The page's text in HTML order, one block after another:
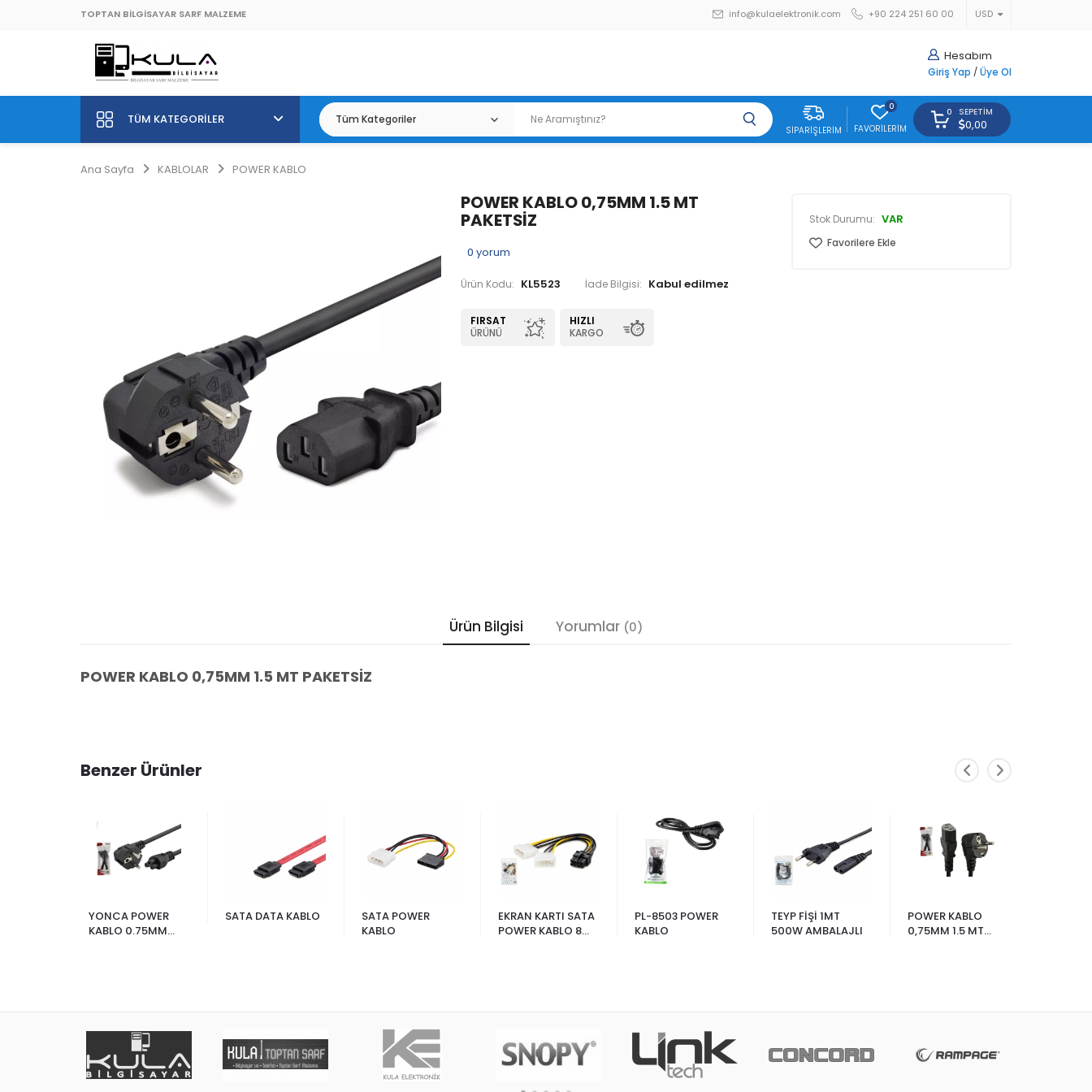
TOPTAN BİLGİSAYAR SARF MALZEME USD
info@kulaelektronik.com +90 224 251 60 00
Hesabım
Giriş Yap / Üye Ol
TÜM KATEGORILER
SIPARIŞLERIM
0
FAVORILERIM
0 SEPETIM
0,00
Ana Sayfa KABLOLAR POWER KABLO
POWER KABLO 0,75MM 1.5 MT
PAKETSİZ
0 yorum
Ürün Kodu: KL5523 İade Bilgisi:
FIRSAT
ÜRÜNÜ
HIZLI
KARGO
Stok Durumu: VAR
Favorilere Ekle
Ürün Bilgisi Yorumlar (0)
POWER KABLO 0,75MM 1.5 MT PAKETSİZ
Benzer Ürünler
YONCA POWER
KABLO 0.75MM
SATA DATA KABLO
SATA POWER
KABLO
EKRAN KARTI SATA
POWER KABLO 8
PL-8503 POWER
KABLO
TEYP FİŞİ 1MT
500W AMBALAJLI
POWER KABLO
0,75MM 1.5 MT